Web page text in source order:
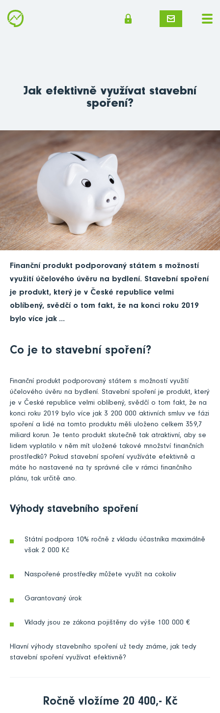
Jak efektivně využívat stavební
spoření?
Finanční produkt podporovaný státem s možností
využití účelového úvěru na bydlení. Stavební spoření
je produkt, který je v České republice velmi
oblíbený, svědčí o tom fakt, že na konci roku 2019
bylo více jak ...
Co je to stavební spoření?
Finanční produkt podporovaný státem s možností využití
účelového úvěru na bydlení. Stavební spoření je produkt, který
je v České republice velmi oblíbený, svědčí o tom fakt, že na
konci roku 2019 bylo více jak 3 200 000 aktivních smluv ve fázi
spoření a lidé na tomto produktu měli uloženo celkem 359,7
miliard korun. Je tento produkt skutečně tak atraktivní, aby se
lidem vyplatilo v něm mít uložené takové množství finančních
prostředků? Pokud stavební spoření využíváte efektivně a
máte ho nastavené na ty správné cíle v rámci finančního
plánu, tak určitě ano.
Výhody stavebního spoření
Státní podpora 10% ročně z vkladu účastníka maximálně
však 2 000 Kč
Naspořené prostředky můžete využít na cokoliv
Garantovaný úrok
Vklady jsou ze zákona pojištěny do výše 100 000 €
Hlavní výhody stavebního spoření už tedy známe, jak tedy
stavební spoření využívat efektivně?
Ročně vložíme 20 400,- Kč